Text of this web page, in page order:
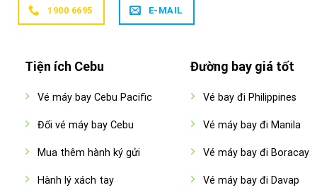
1900 6695 E-MAIL
Tiện ích Cebu
Vé máy bay Cebu Pacific
Đổi vé máy bay Cebu
Mua thêm hành ký gửi
Hành lý xách tay
Đường bay giá tốt
Vé bay đi Philippines
Vé máy bay đi Manila
Vé máy bay đi Boracay
Vé máy bay đi Davap